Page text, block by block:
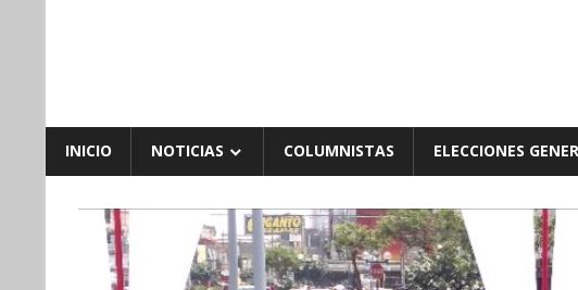
INICIO NOTICIAS COLUMNISTAS ELECCIONES